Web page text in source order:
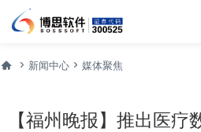
  新闻中心  媒体聚焦
【福州晚报】推出医疗